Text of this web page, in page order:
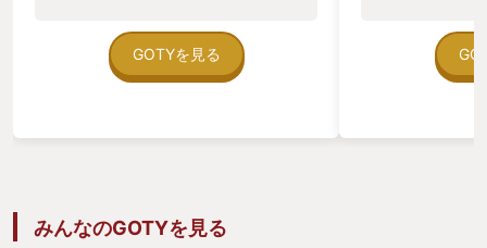
にかくダブル主人公の1人であるスカー
レットの暴走っぷりが物凄く、開幕から
「こいつやべえやつ」と思う事間違いな
ぼ出合い頭にそのスカーレットに殺され
か、勢いが良く グイグイと物語の世界観
に引き込まれていきます。 冒頭さらには
GOTYを見る
と思い、手を出
1ヶ月が溶けま
他のゲームがま
出してしまうほ
みんなのGOTYを見る